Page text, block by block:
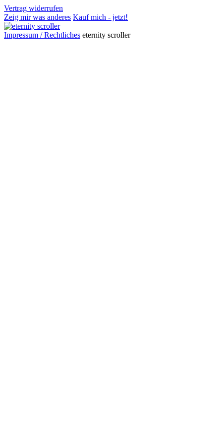
Vertrag widerrufen
Zeig mir was anderes Kauf mich - jetzt!
Impressum / Rechtliches eternity scroller